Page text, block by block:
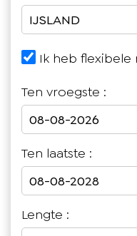
Ik heb flexibele
Ten vroegste :
Ten laatste :
Lengte :